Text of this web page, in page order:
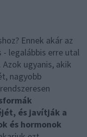
Ennek akár az
legalábbis erre utal
ugyanis, akik
nagyobb
és javítják a
és hormonok